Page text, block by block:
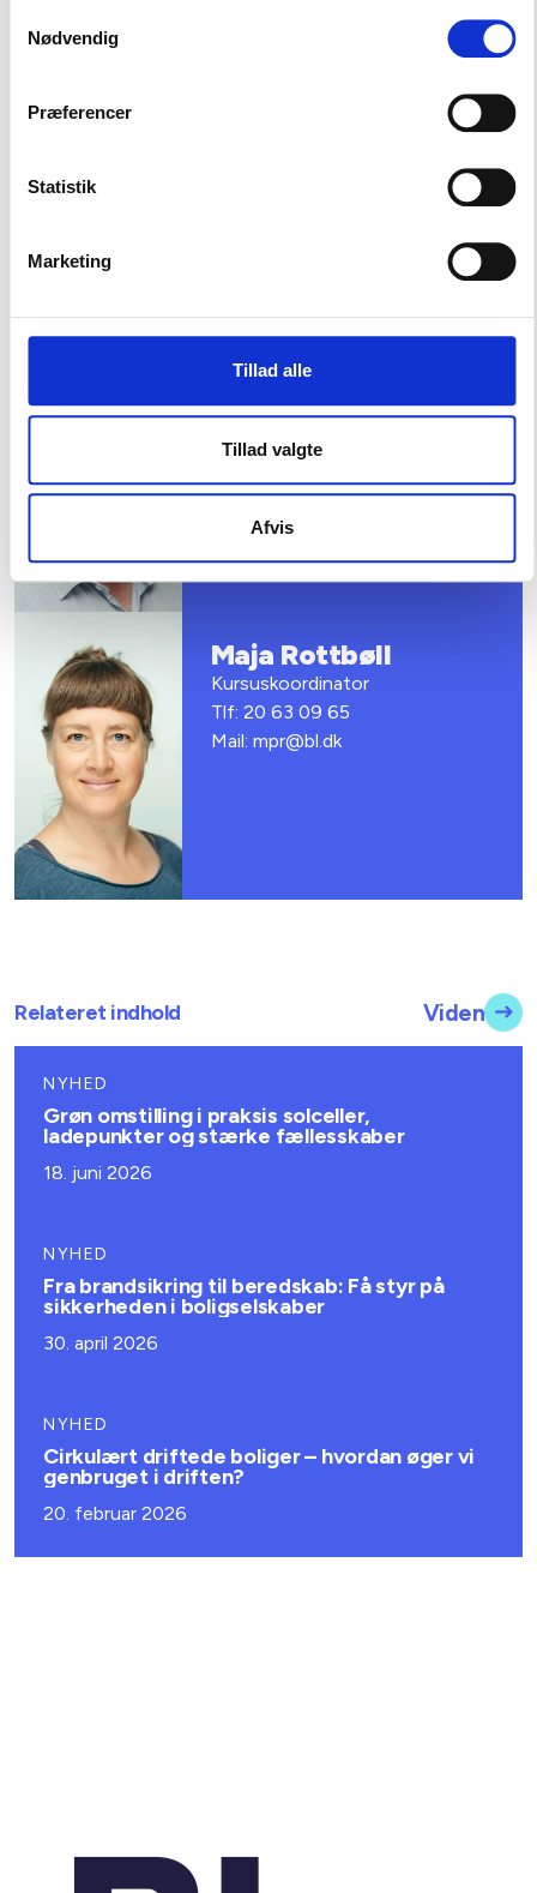
Nødvendig
Præferencer
Statistik
Marketing
Tillad alle
Tillad valgte
Afvis
500,-
Kontakt
Mikkel Jungshoved
Tlf: 53 73 15 46
Mail: mju@bl.dk
Maja Rottbøll
Kursuskoordinator
Tlf: 20 63 09 65
Mail: mpr@bl.dk
Relateret indhold Viden
NYHED
Grøn omstilling i praksis solceller,
ladepunkter og stærke fællesskaber
18. juni 2026
NYHED
Fra brandsikring til beredskab: Få styr på
sikkerheden i boligselskaber
30. april 2026
NYHED
Cirkulært driftede boliger – hvordan øger vi
genbruget i driften?
20. februar 2026